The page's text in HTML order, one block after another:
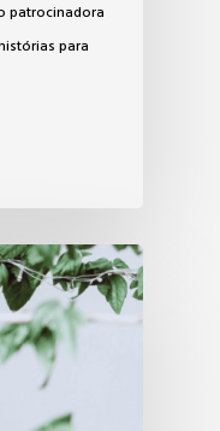
patrocinadora
para